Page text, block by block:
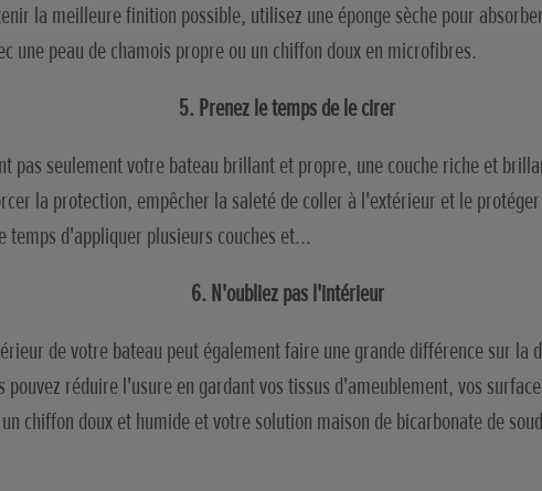
la meilleure finition possible, utilisez une éponge sèche pour
une peau de chamois propre ou un chiffon doux en microfibres.
5. Prenez le temps de le cirer
pas seulement votre bateau brillant et propre, une couche riche et
la protection, empêcher la saleté de coller à l'extérieur et le
temps d'appliquer plusieurs couches et…
6. N'oubliez pas l'intérieur
de votre bateau peut également faire une grande différence sur la
pouvez réduire l'usure en gardant vos tissus d'ameublement, vos
chiffon doux et humide et votre solution maison de bicarbonate de